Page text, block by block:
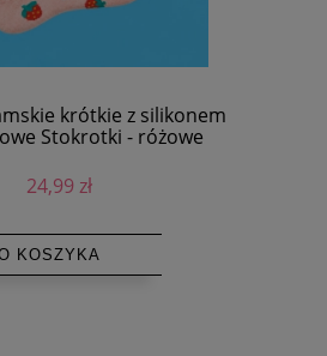
krótkie z silikonem
Stokrotki - różowe
24,99 zł
KOSZYKA